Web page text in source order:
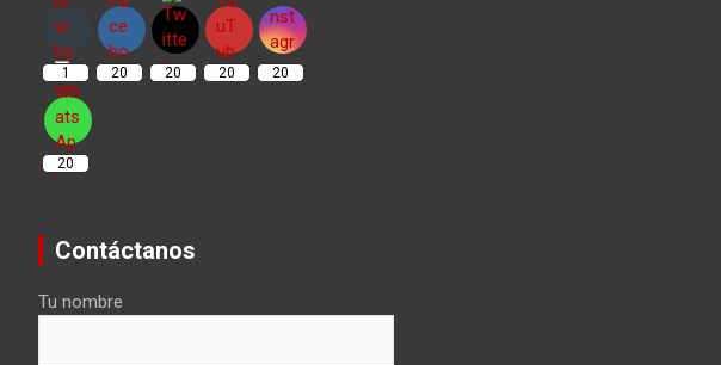
1 20 20 20 20
20
Contáctanos
Tu nombre